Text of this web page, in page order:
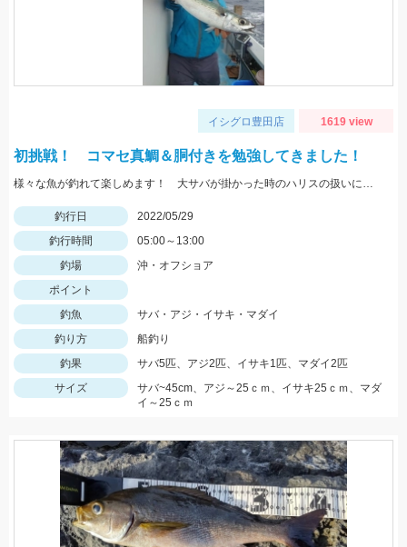
イシグロ豊田店 1619 view
初挑戦！ コマセ真鯛＆胴付きを勉強してきました！
様々な魚が釣れて楽しめます！ 大サバが掛かった時のハリスの扱いにはご用心！
釣行日
2022/05/29
釣行時間
05:00～13:00
釣場
沖・オフショア
ポイント
釣魚
サバ・アジ・イサキ・マダイ
釣り方
船釣り
釣果
サバ5匹、アジ2匹、イサキ1匹、マダイ2匹
サイズ
サバ~45cm、アジ～25ｃｍ、イサキ25ｃｍ、マダ
イ～25ｃｍ